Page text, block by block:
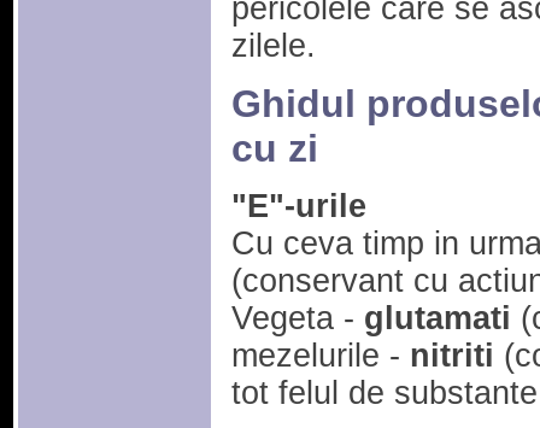
pericolele care se
zilele.
Ghidul
cu zi
"E"-urile
Cu ceva timp in
(conservant cu
Vegeta - glutamati
mezelurile - nitriti
tot felul de